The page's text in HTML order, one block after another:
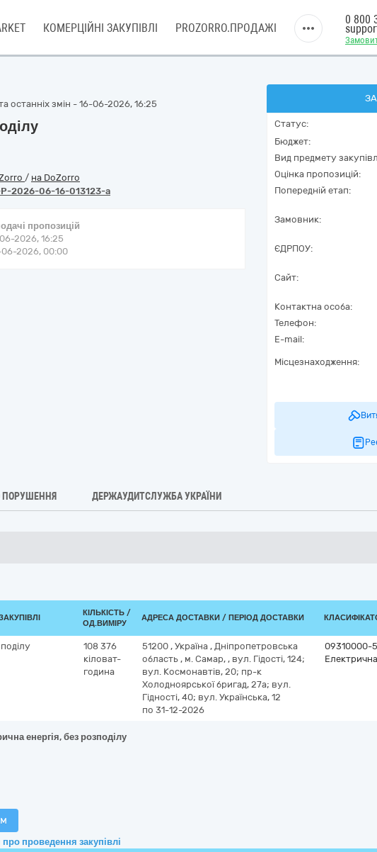
КОМЕРЦІЙНІ ЗАКУПІВЛІ PROZORRO.ПРОДАЖІ
0 800
останніх змін - 16-06-2026, 16:25
/ на DoZorro
P-2026-06-16-013123-a
пропозицій
2026, 16:25
06-2026, 00:00
Статус:
Бюджет:
Вид предмету
Оцінка пропозицій:
Попередній етап:
Замовник:
ЄДРПОУ:
Сайт:
Контактна особа:
Телефон:
E-mail:
Місцезнаходження:
ПОРУШЕННЯ ДЕРЖАУДИТСЛУЖБА УКРАЇНИ
КІЛЬКІСТЬ /
ОД.ВИМІРУ
АДРЕСА ДОСТАВКИ / ПЕРІОД ДОСТАВКИ
108 376
кіловат-
година
51200 , Україна , Дніпропетровська
область , м. Самар, , вул. Гідості, 124;
вул. Космонавтів, 20; пр-к
Холодноярської бригад, 27а; вул.
Гідності, 40; вул. Українська, 12
по 31-12-2026
09310000-5
енергія, без розподілу
проведення закупівлі